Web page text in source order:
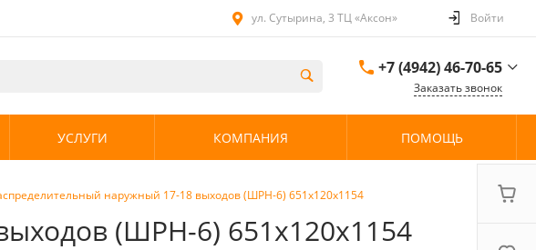
ул. Сутырина, 3 ТЦ «Аксон» Войти
+7 (4942) 46-70-65
ул. Сутырина, 3 ТЦ
Заказать звонок
УСЛУГИ КОМПАНИЯ ПОМОЩЬ
наружный 17-18 выходов (ШРН-6) 651х120х1154
(ШРН-6) 651х120х1154